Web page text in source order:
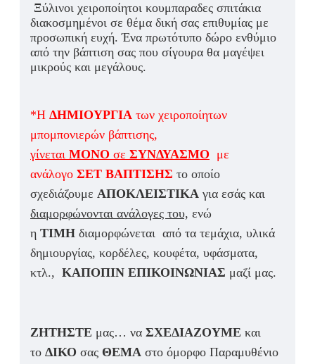
Ξύλινοι χειροποίητοι κουμπαραδες σπιτάκια
διακοσμημένοι σε θέμα δική σας επιθυμίας με
προσωπική ευχή.Ένα πρωτότυπο δώρο ενθύμιο
από την βάπτιση σας που σίγουρα θα μαγέψει
μικρούς και μεγάλους.
*Η ΔΗΜΙΟΥΡΓΙΑ των χειροποίητων
μπομπονιερών βάπτισης,
γίνεται ΜΟΝΟ σε ΣΥΝΔΥΑΣΜΟ με
ανάλογο ΣΕΤ ΒΑΠΤΙΣΗΣ το οποίο
σχεδιάζουμε ΑΠΟΚΛΕΙΣΤΙΚΑ για εσάς και
διαμορφώνονται ανάλογες του, ενώ
η ΤΙΜΗ διαμορφώνεται από τα τεμάχια, υλικά
δημιουργίας, κορδέλες, κουφέτα, υφάσματα,
κτλ., ΚΑΠΟΠΙΝ ΕΠΙΚΟΙΝΩΝΙΑΣ μαζί μας.
ΖΗΤΗΣΤΕ μας… να ΣΧΕΔΙΑΖΟΥΜΕ και
το ΔΙΚΟ σας ΘΕΜΑ στο όμορφο Παραμυθένιο